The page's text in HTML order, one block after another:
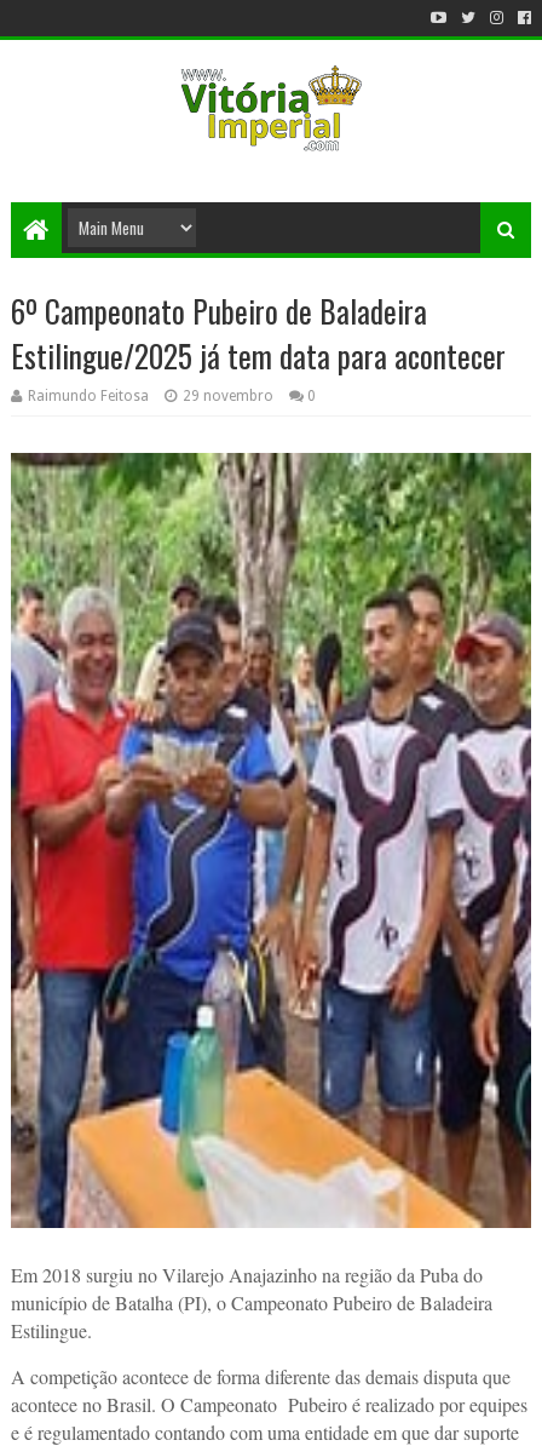
6º Campeonato Pubeiro de Baladeira
Estilingue/2025 já tem data para acontecer
Raimundo Feitosa 29 novembro 0
Em 2018 surgiu no Vilarejo Anajazinho na região da Puba do
município de Batalha (PI), o Campeonato Pubeiro de Baladeira
Estilingue.
A competição acontece de forma diferente das demais disputa que
acontece no Brasil. O Campeonato Pubeiro é realizado por equipes
e é regulamentado contando com uma entidade em que dar suporte